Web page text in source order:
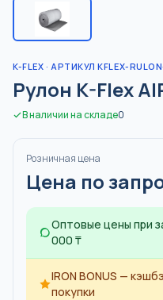
K-FLEX · АРТИКУЛ KFLEX-
Рулон K-Flex
В наличии на складе0
Розничная цена
Цена по
Оптовые цены при
000 ₸
IRON BONUS —
покупки